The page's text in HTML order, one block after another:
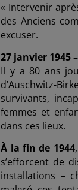
« Intervenir
des Anciens
excuser.
27 janvier 1945
Il y a 80 ans
d’Auschwitz-
survivants,
femmes et
dans ces lieux.
À la fin de 1944
s’efforcent de
installations –